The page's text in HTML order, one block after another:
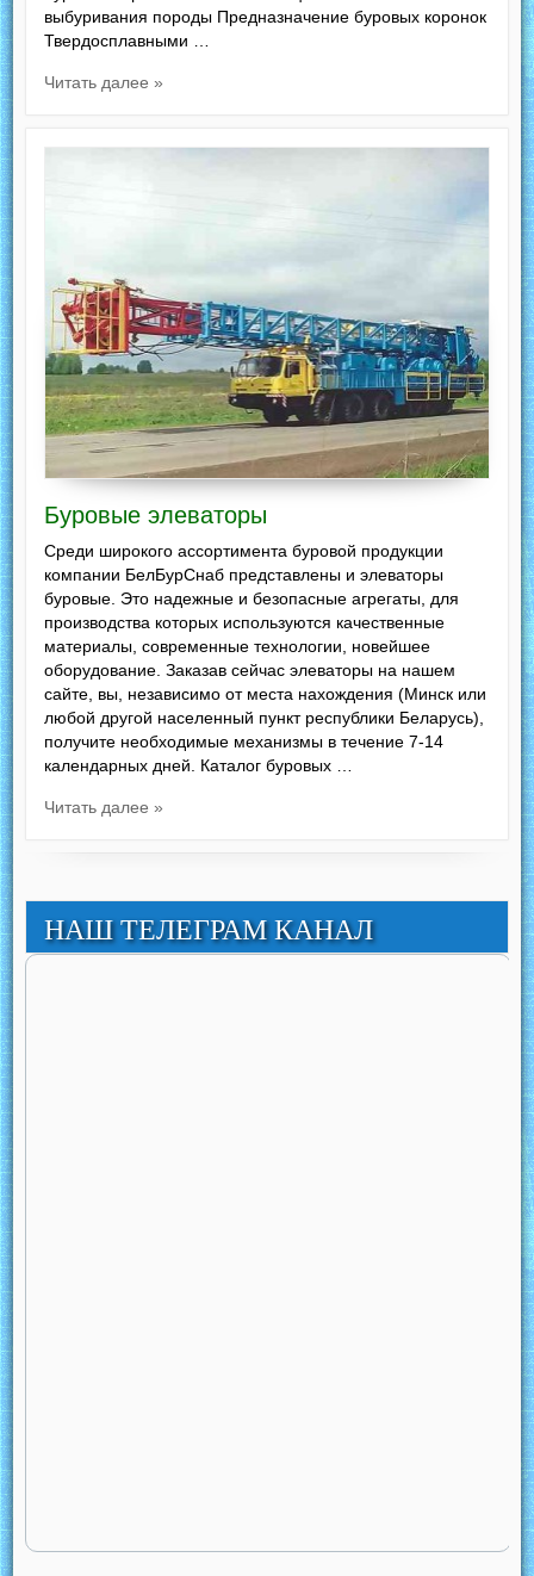
выбуривания породы Предназначение буровых коронок
Твердосплавными …
Читать далее »
Буровые элеваторы
Среди широкого ассортимента буровой продукции
компании БелБурСнаб представлены и элеваторы
буровые. Это надежные и безопасные агрегаты, для
производства которых используются качественные
материалы, современные технологии, новейшее
оборудование. Заказав сейчас элеваторы на нашем
сайте, вы, независимо от места нахождения (Минск или
любой другой населенный пункт республики Беларусь),
получите необходимые механизмы в течение 7-14
календарных дней. Каталог буровых …
Читать далее »
НАШ ТЕЛЕГРАМ КАНАЛ